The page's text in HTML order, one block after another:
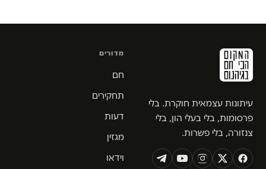
עיתונות עצמאית חוקרת. בלי
פרסומות, בלי בעלי הון, בלי
צנזורה, בלי פשרות.
מדורים
חם
תחקירים
דעות
מגזין
וידאו